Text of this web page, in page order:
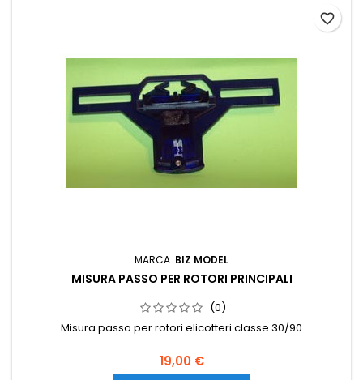
MARCA: BIZ MODEL
MISURA PASSO PER ROTORI PRINCIPALI
(0)
Misura passo per rotori elicotteri classe 30/90
19,00 €
favorite_border